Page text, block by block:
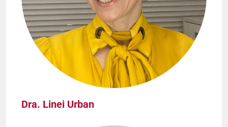
Dra. Linei Urban